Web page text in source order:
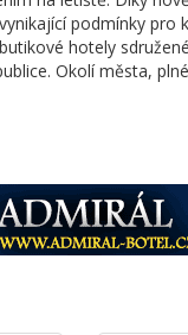
podmínky pro
hotely
Okolí města,